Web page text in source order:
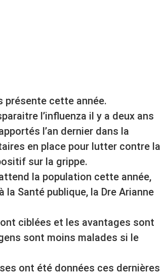
présente cette année.
l’influenza il y a deux ans
l’an dernier dans la
en place pour lutter contre la
sur la grippe.
la population cette année,
Santé publique, la Dre Arianne
ciblées et les avantages sont
sont moins malades si le
ont été données ces dernières